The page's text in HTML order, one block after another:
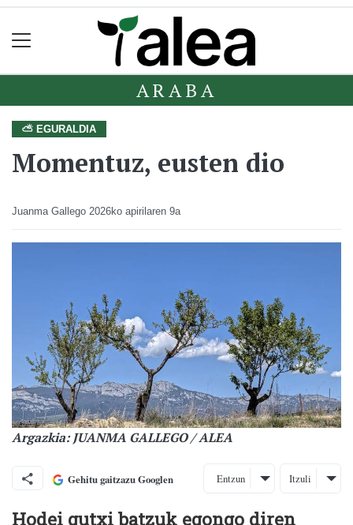
ARABA
⛅ EGURALDIA
Momentuz, eusten dio
Juanma Gallego 2026ko apirilaren 9a
Argazkia: JUANMA GALLEGO / ALEA
Gehitu gaitzazu Googlen Entzun Itzuli
Hodei gutxi batzuk egongo diren